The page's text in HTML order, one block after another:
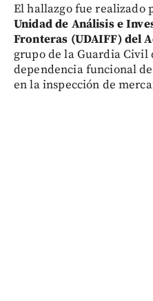
El hallazgo fue realizado
Unidad de Análisis e
Fronteras (UDAIFF) del
grupo de la Guardia Civil
dependencia funcional
en la inspección de